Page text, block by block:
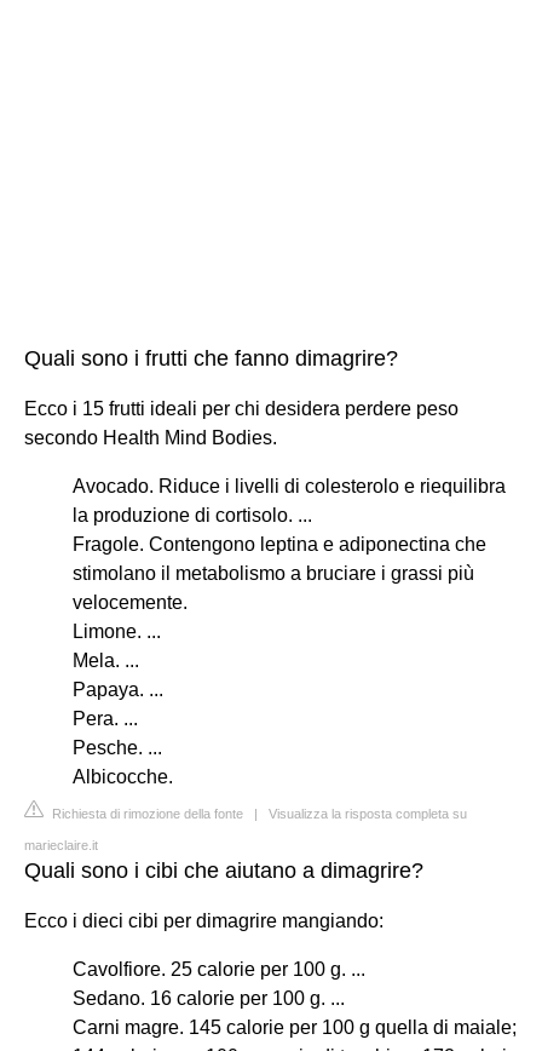
Quali sono i frutti che fanno dimagrire?
Ecco i 15 frutti ideali per chi desidera perdere peso
secondo Health Mind Bodies.
Avocado. Riduce i livelli di colesterolo e riequilibra
la produzione di cortisolo. ...
Fragole. Contengono leptina e adiponectina che
stimolano il metabolismo a bruciare i grassi più
velocemente.
Limone. ...
Mela. ...
Papaya. ...
Pera. ...
Pesche. ...
Albicocche.
Richiesta di rimozione della fonte | Visualizza la risposta completa su
marieclaire.it
Quali sono i cibi che aiutano a dimagrire?
Ecco i dieci cibi per dimagrire mangiando:
Cavolfiore. 25 calorie per 100 g. ...
Sedano. 16 calorie per 100 g. ...
Carni magre. 145 calorie per 100 g quella di maiale;